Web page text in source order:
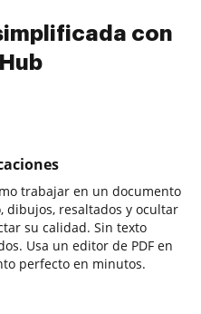
con
trabajar en un documento
dibujos, resaltados y ocultar
su calidad. Sin texto
Usa un editor de PDF en
perfecto en minutos.